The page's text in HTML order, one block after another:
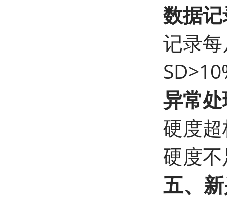
数据
记录
异常
硬度
硬度
五、